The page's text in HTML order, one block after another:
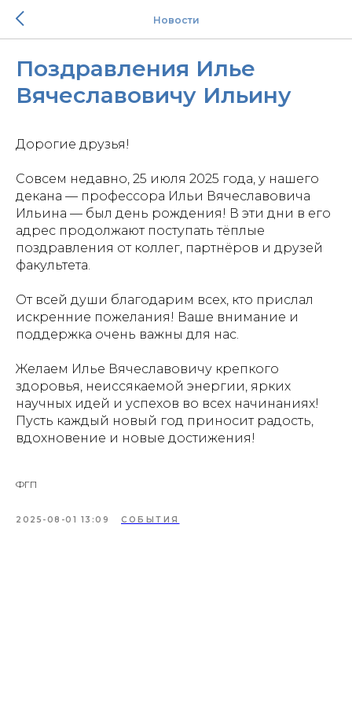
Новости
Поздравления Илье
Вячеславовичу Ильину
Дорогие друзья!
Совсем недавно, 25 июля 2025 года, у нашего
декана — профессора Ильи Вячеславовича
Ильина — был день рождения! В эти дни в его
адрес продолжают поступать тёплые
поздравления от коллег, партнёров и друзей
факультета.
От всей души благодарим всех, кто прислал
искренние пожелания! Ваше внимание и
поддержка очень важны для нас.
Желаем Илье Вячеславовичу крепкого
здоровья, неиссякаемой энергии, ярких
научных идей и успехов во всех начинаниях!
Пусть каждый новый год приносит радость,
вдохновение и новые достижения!
ФГП
2025-08-01 13:09 СОБЫТИЯ